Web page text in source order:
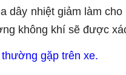
dây nhiệt giảm làm
không khí sẽ được
gặp trên xe.